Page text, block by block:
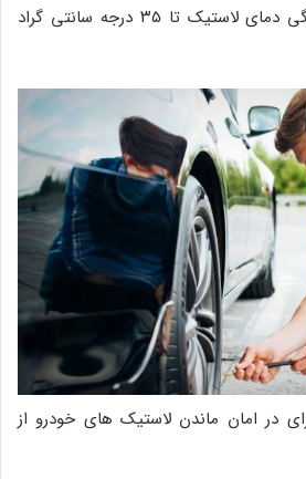
زیرا در حالت نرمال رانندگی دمای لاستیک تا ۳۵ درجه سانتی گراد
در امان ماندن لاستیک های خودرو از